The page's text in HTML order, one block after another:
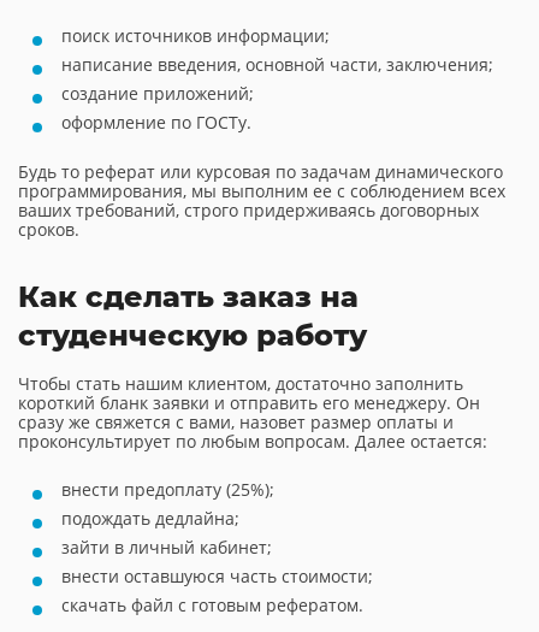
поиск источников информации;
написание введения, основной части, заключения;
создание приложений;
оформление по ГОСТу.
Будь то реферат или курсовая по задачам динамического
программирования, мы выполним ее с соблюдением всех
ваших требований, строго придерживаясь договорных
сроков.
Как сделать заказ на
студенческую работу
Чтобы стать нашим клиентом, достаточно заполнить
короткий бланк заявки и отправить его менеджеру. Он
сразу же свяжется с вами, назовет размер оплаты и
проконсультирует по любым вопросам. Далее остается:
внести предоплату (25%);
подождать дедлайна;
зайти в личный кабинет;
внести оставшуюся часть стоимости;
скачать файл с готовым рефератом.